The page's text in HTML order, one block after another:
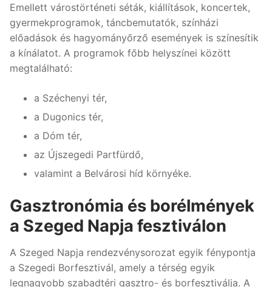
Emellett várostörténeti séták, kiállítások, koncertek,
gyermekprogramok, táncbemutatók, színházi
előadások és hagyományőrző események is színesítik
a kínálatot. A programok főbb helyszínei között
megtalálható:
a Széchenyi tér,
a Dugonics tér,
a Dóm tér,
az Újszegedi Partfürdő,
valamint a Belvárosi híd környéke.
Gasztronómia és borélmények
a Szeged Napja fesztiválon
A Szeged Napja rendezvénysorozat egyik fénypontja
a Szegedi Borfesztivál, amely a térség egyik
legnagyobb szabadtéri gasztro- és borfesztiválja. A